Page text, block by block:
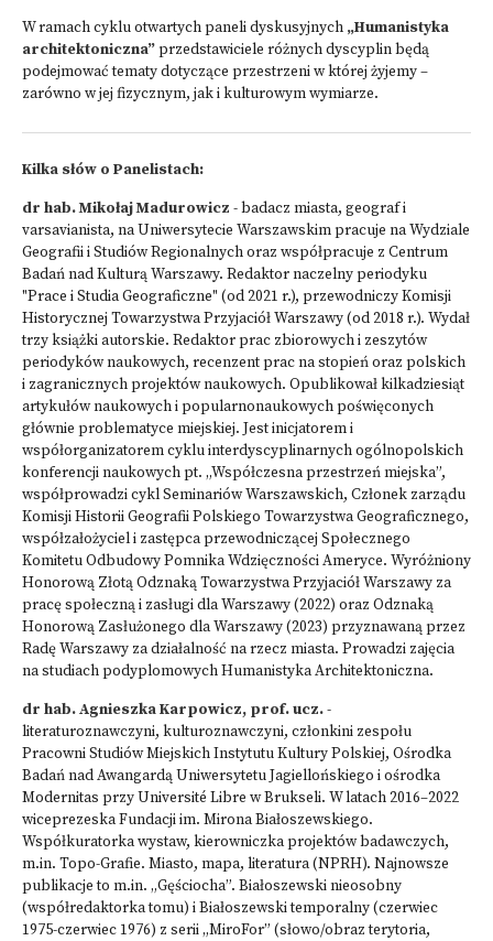
W ramach cyklu otwartych paneli dyskusyjnych „Humanistyka
architektoniczna”przedstawiciele różnych dyscyplin będą
podejmować tematy dotyczące przestrzeni w której żyjemy –
zarówno w jej fizycznym, jak i kulturowym wymiarze.
Kilka słów o Panelistach:
dr hab. Mikołaj Madurowicz - badacz miasta, geograf i
varsavianista, na Uniwersytecie Warszawskim pracuje na Wydziale
Geografii i Studiów Regionalnych oraz współpracuje z Centrum
Badań nad Kulturą Warszawy. Redaktor naczelny periodyku
"Prace i Studia Geograficzne" (od 2021 r.), przewodniczy Komisji
Historycznej Towarzystwa Przyjaciół Warszawy (od 2018 r.). Wydał
trzy książki autorskie. Redaktor prac zbiorowych i zeszytów
periodyków naukowych, recenzent prac na stopień oraz polskich
i zagranicznych projektów naukowych. Opublikował kilkadziesiąt
artykułów naukowych i popularnonaukowych poświęconych
głównie problematyce miejskiej. Jest inicjatorem i
współorganizatorem cyklu interdyscyplinarnych ogólnopolskich
konferencji naukowych pt. „Współczesna przestrzeń miejska”,
współprowadzi cykl Seminariów Warszawskich, Członek zarządu
Komisji Historii Geografii Polskiego Towarzystwa Geograficznego,
współzałożyciel i zastępca przewodniczącej Społecznego
Komitetu Odbudowy Pomnika Wdzięczności Ameryce. Wyróżniony
Honorową Złotą Odznaką Towarzystwa Przyjaciół Warszawy za
pracę społeczną i zasługi dla Warszawy (2022) oraz Odznaką
Honorową Zasłużonego dla Warszawy (2023) przyznawaną przez
Radę Warszawy za działalność na rzecz miasta. Prowadzi zajęcia
na studiach podyplomowych Humanistyka Architektoniczna.
dr hab. Agnieszka Karpowicz, prof. ucz.-
literaturoznawczyni, kulturoznawczyni, członkini zespołu
Pracowni Studiów Miejskich Instytutu Kultury Polskiej, Ośrodka
Badań nad Awangardą Uniwersytetu Jagiellońskiego i ośrodka
Modernitas przy Université Libre w Brukseli. W latach 2016–2022
wiceprezeska Fundacji im. Mirona Białoszewskiego.
Współkuratorka wystaw, kierowniczka projektów badawczych,
m.in. Topo-Grafie. Miasto, mapa, literatura (NPRH). Najnowsze
publikacje to m.in. „Gęściocha”. Białoszewski nieosobny
(współredaktorka tomu) i Białoszewski temporalny (czerwiec
1975-czerwiec 1976) z serii „MiroFor” (słowo/obraz terytoria,